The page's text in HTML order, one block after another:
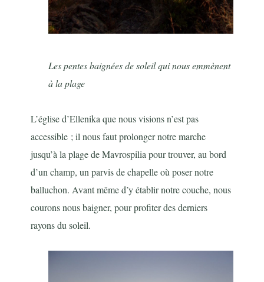
Les pentes baignées de soleil qui nous emmènent
à la plage
L’église d’Ellenika que nous visions n’est pas
accessible ; il nous faut prolonger notre marche
jusqu’à la plage de Mavrospilia pour trouver, au bord
d’un champ, un parvis de chapelle où poser notre
balluchon. Avant même d’y établir notre couche, nous
courons nous baigner, pour profiter des derniers
rayons du soleil.